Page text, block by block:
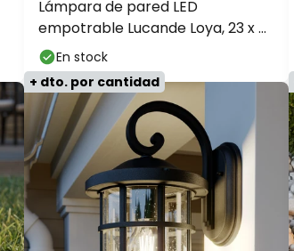
Lámpara de pared LED
empotrable Lucande Loya, 23 x 8
cm, gris, IP54
En stock
+ dto. por cantidad